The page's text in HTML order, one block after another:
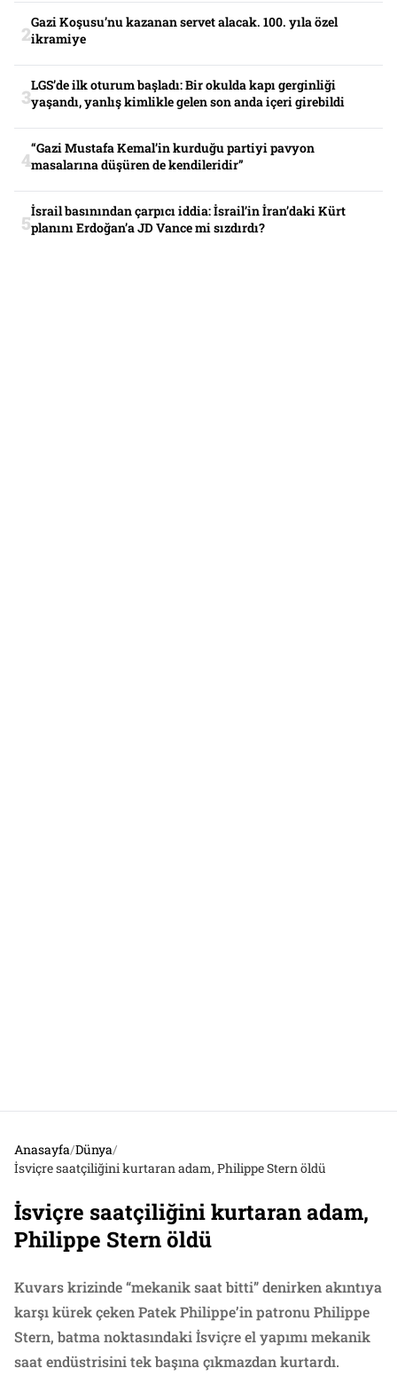
Gazi Koşusu’nu kazanan servet alacak. 100. yıla özel
ikramiye
LGS’de ilk oturum başladı: Bir okulda kapı gerginliği
yaşandı, yanlış kimlikle gelen son anda içeri girebildi
“Gazi Mustafa Kemal’in kurduğu partiyi pavyon
masalarına düşüren de kendileridir”
İsrail basınından çarpıcı iddia: İsrail’in İran’daki Kürt
planını Erdoğan’a JD Vance mi sızdırdı?
Anasayfa/Dünya/
İsviçre saatçiliğini kurtaran adam, Philippe Stern öldü
İsviçre saatçiliğini kurtaran adam,
Philippe Stern öldü
Kuvars krizinde “mekanik saat bitti” denirken akıntıya
karşı kürek çeken Patek Philippe’in patronu Philippe
Stern, batma noktasındaki İsviçre el yapımı mekanik
saat endüstrisini tek başına çıkmazdan kurtardı.